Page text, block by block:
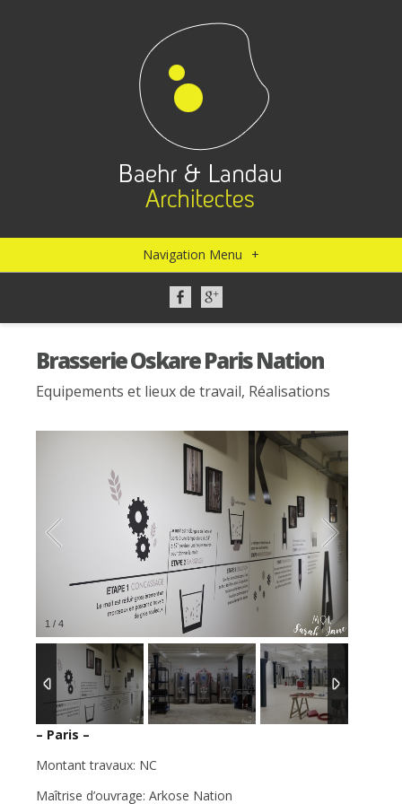
Navigation Menu +
Brasserie Oskare Paris Nation
Equipements et lieux de travail, Réalisations
1 / 4
– Paris –
Montant travaux: NC
Maîtrise d’ouvrage: Arkose Nation